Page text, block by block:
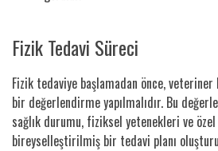
Fizik Tedavi Süreci
Fizik tedaviye başlamadan önce,
bir değerlendirme yapılmalıdır. Bu
sağlık durumu, fiziksel yetenekleri ve
bireyselleştirilmiş bir tedavi planı